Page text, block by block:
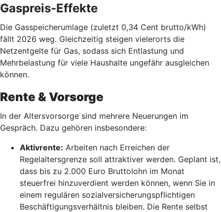
Gaspreis-Effekte
Die Gasspeicherumlage (zuletzt 0,34 Cent brutto/kWh)
fällt 2026 weg. Gleichzeitig steigen vielerorts die
Netzentgelte für Gas, sodass sich Entlastung und
Mehrbelastung für viele Haushalte ungefähr ausgleichen
können.
Rente & Vorsorge
In der Altersvorsorge sind mehrere Neuerungen im
Gespräch. Dazu gehören insbesondere:
Aktivrente: Arbeiten nach Erreichen der
Regelaltersgrenze soll attraktiver werden. Geplant ist,
dass bis zu 2.000 Euro Bruttolohn im Monat
steuerfrei hinzuverdient werden können, wenn Sie in
einem regulären sozialversicherungspflichtigen
Beschäftigungsverhältnis bleiben. Die Rente selbst